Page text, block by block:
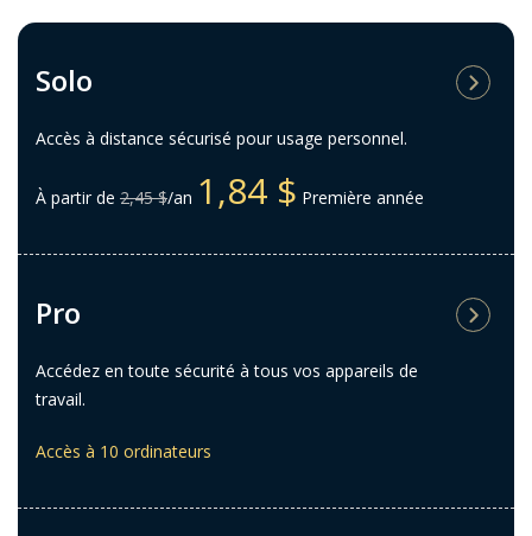
Solo
Accès à distance sécurisé pour usage personnel.
À partir de 2,45 $/an 1,84 $ Première année
Pro
Accédez en toute sécurité à tous vos appareils de
travail.
Accès à 10 ordinateurs